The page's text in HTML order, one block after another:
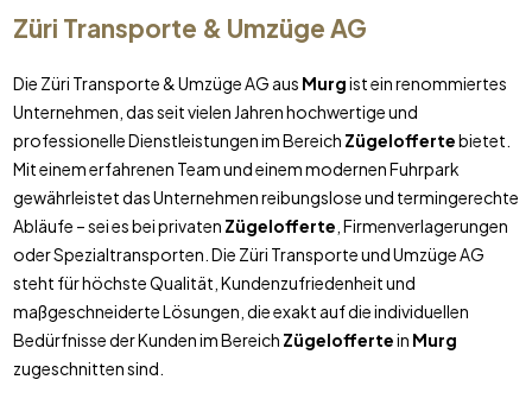
Züri Transporte & Umzüge AG
Die Züri Transporte & Umzüge AG aus Murgist ein renommiertes
Unternehmen, das seit vielen Jahren hochwertige und
professionelle Dienstleistungen im Bereich Zügeloffertebietet.
Mit einem erfahrenen Team und einem modernen Fuhrpark
gewährleistet das Unternehmen reibungslose und termingerechte
Abläufe – sei es bei privaten Zügelofferte , Firmenverlagerungen
oder Spezialtransporten. Die Züri Transporte und Umzüge AG
steht für höchste Qualität, Kundenzufriedenheit und
maßgeschneiderte Lösungen, die exakt auf die individuellen
Bedürfnisse der Kunden im Bereich Zügeloffertein Murg
zugeschnitten sind.